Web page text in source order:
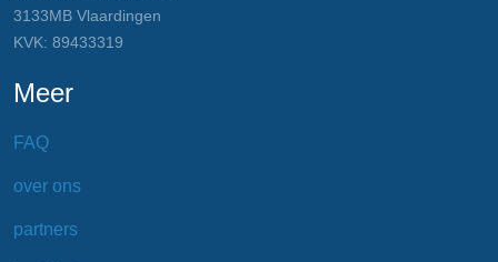
3133MB Vlaardingen
KVK: 89433319
Meer
FAQ
over ons
partners